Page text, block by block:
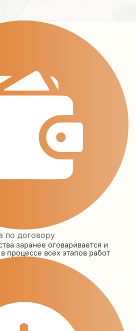
по договору
заранее оговаривается и
процессе всех этапов работ